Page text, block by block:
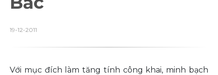
19-12-2011
Với mục đích làm tăng tính công khai, minh bạch